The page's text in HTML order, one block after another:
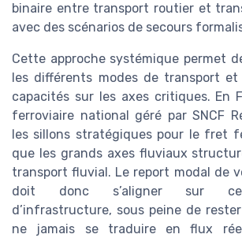
binaire entre transport routier et
avec des scénarios de secours
Cette approche systémique permet
les différents modes de transport et
capacités sur les axes critiques. En
ferroviaire national géré par SNCF
les sillons stratégiques pour le fret
que les grands axes fluviaux
transport fluvial. Le report modal de
doit donc s’aligner sur
d’infrastructure, sous peine de
ne jamais se traduire en flux